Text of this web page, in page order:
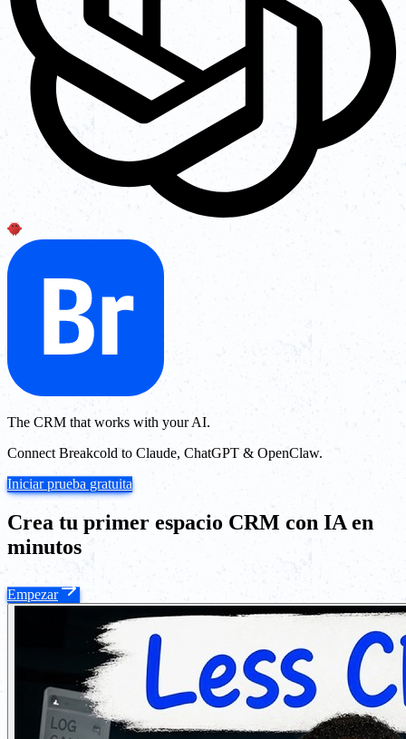
The CRM that works with your AI.
Connect Breakcold to Claude, ChatGPT & OpenClaw.
Iniciar prueba gratuita
Crea tu primer espacio CRM con IA en
minutos
Empezar